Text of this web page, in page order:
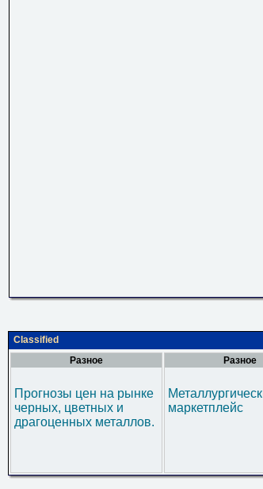
Classified
Разное
Прогнозы цен на рынке
черных, цветных и
драгоценных металлов.
Разное
маркетплейс